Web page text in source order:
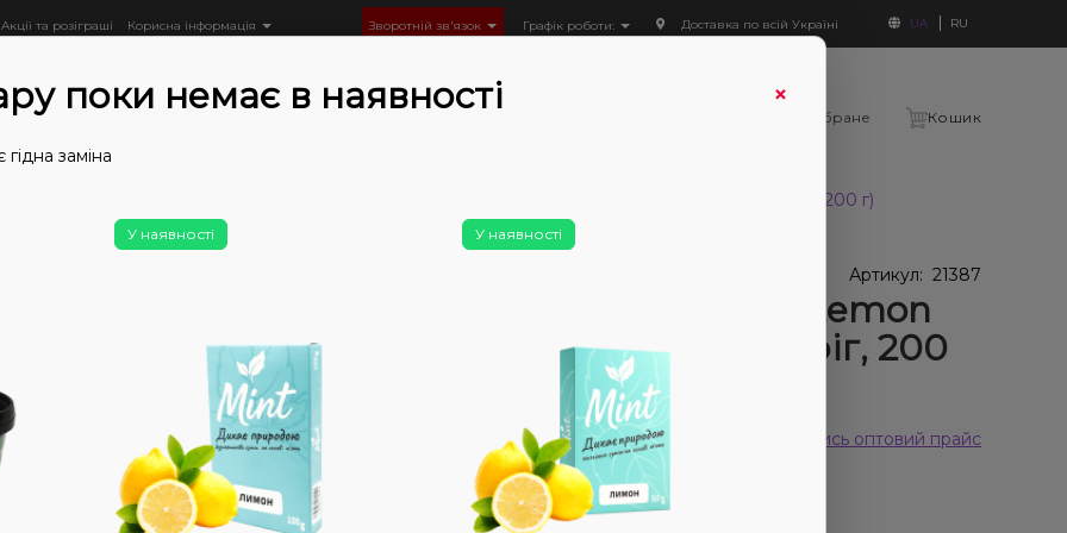
Акції та розіграші Корисна інформація Зворотній зв'язок Графік роботи: Доставка по всій Україні UA RU
Вибране Кошик
Тютюн Loud Light Lemon pie (Лимонний Пиріг, 200 г)
Артикул: 21387
Тютюн Loud Light Lemon
pie (Лимонний Пиріг, 200
0 відгуків Дивитись оптовий прайс
Ціна: 419₴ 450₴
×
поки немає в наявності
заміна
У наявності У наявності